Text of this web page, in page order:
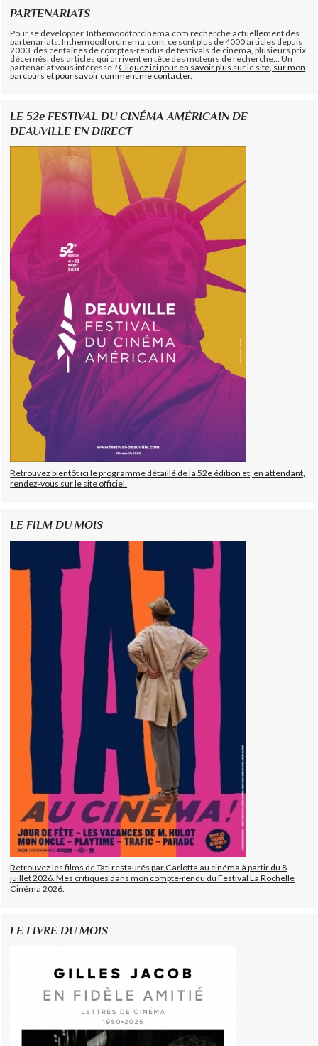
PARTENARIATS
Pour se développer, Inthemoodforcinema.com recherche actuellement des
partenariats. Inthemoodforcinema.com, ce sont plus de 4000 articles depuis
2003, des centaines de comptes-rendus de festivals de cinéma, plusieurs prix
décernés, des articles qui arrivent en tête des moteurs de recherche... Un
partenariat vous intéresse ?Cliquez ici pour en savoir plus sur le site, sur mon
parcours et pour savoir comment me contacter.
LE 52e FESTIVAL DU CINÉMA AMÉRICAIN DE
DEAUVILLE EN DIRECT
Retrouvez bientôt ici le programme détaillé de la 52e édition et, en attendant,
rendez-vous sur le site officiel.
LE FILM DU MOIS
Retrouvez les films de Tati restaurés par Carlotta au cinéma à partir du 8
juillet 2026. Mes critiques dans mon compte-rendu du Festival La Rochelle
Cinéma 2026.
LE LIVRE DU MOIS